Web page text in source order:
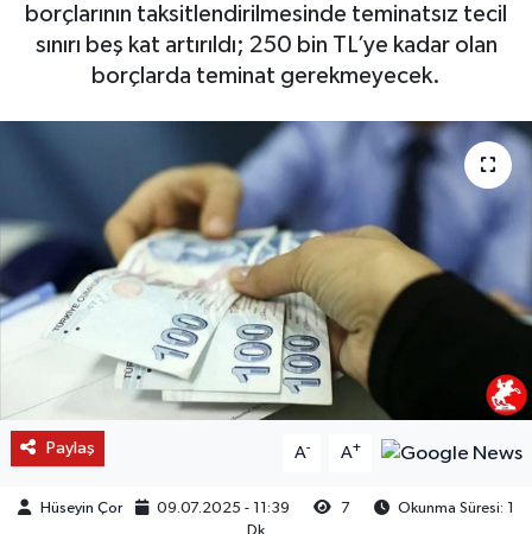
borçlarının taksitlendirilmesinde teminatsız tecil
sınırı beş kat artırıldı; 250 bin TL’ye kadar olan
borçlarda teminat gerekmeyecek.
Paylaş A- A+
Hüseyin Çor 09.07.2025 - 11:39 7
Okunma Süresi: 1
Dk